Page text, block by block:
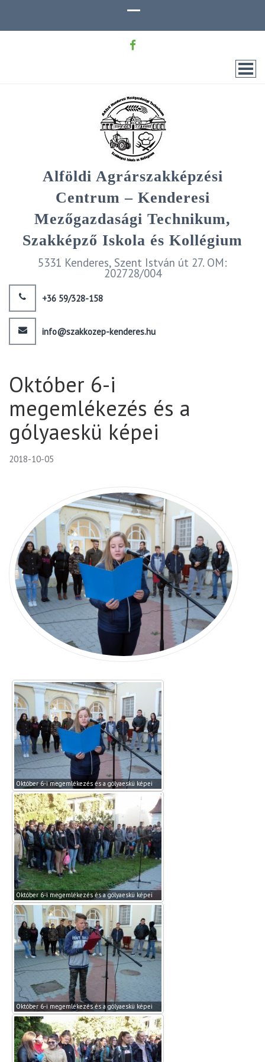
Alföldi Agrárszakképzési
Centrum – Kenderesi
Mezőgazdasági Technikum,
Szakképző Iskola és Kollégium
5331 Kenderes, Szent István út 27. OM:
202728/004
+36 59/328-158
info@szakkozep-kenderes.hu
Október 6-i
megemlékezés és a
gólyaeskü képei
2018-10-05
Október 6-i megemlékezés és a gólyaeskü képei
Október 6-i megemlékezés és a gólyaeskü képei
Október 6-i megemlékezés és a gólyaeskü képei